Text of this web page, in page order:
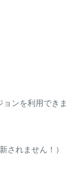
ョンを利用できま
されません！）